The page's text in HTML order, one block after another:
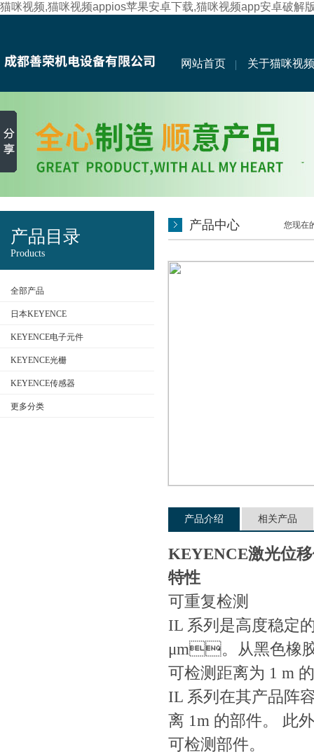
猫咪视频,猫咪视频appios苹果安卓下载,猫咪视频app安卓破解
网站首页 关于猫咪视频
产品目录
Products
全部产品
日本KEYENCE
KEYENCE电子元件
KEYENCE光栅
KEYENCE传感器
更多分类
产品中心 您现在的
产品介绍 相关产品
KEYENCE激光位
特性
可重复检测
IL 系列是高度稳定的
μm。从黑色橡胶
可检测距离为 1 m
IL 系列在其产品阵
离 1m 的部件。 此外
可检测部件。